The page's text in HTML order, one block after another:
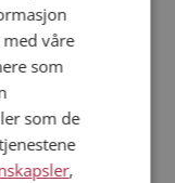
våre
som
som de
,